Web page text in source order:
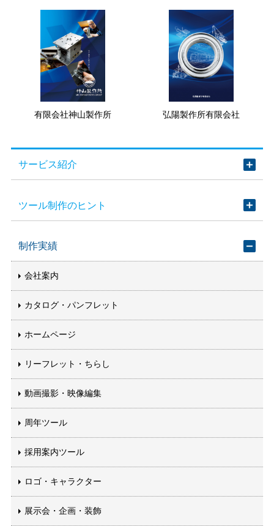
有限会社神山製作所 弘陽製作所有限会社
サービス紹介
ツール制作のヒント
制作実績
会社案内
カタログ・パンフレット
ホームページ
リーフレット・ちらし
動画撮影・映像編集
周年ツール
採用案内ツール
ロゴ・キャラクター
展示会・企画・装飾